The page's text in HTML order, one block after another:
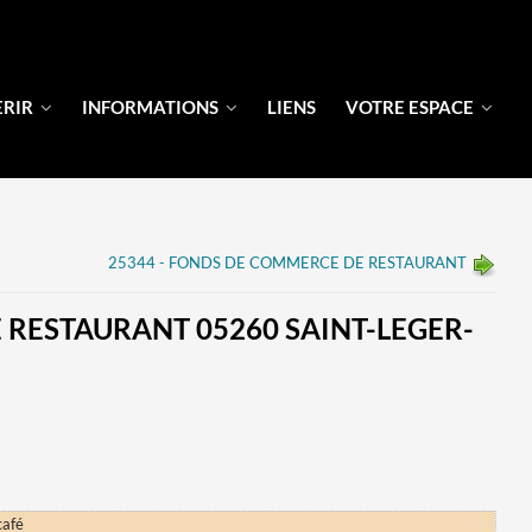
INFORMATIONS LIENS VOTRE ESPACE
25344 - FONDS DE COMMERCE DE RESTAURANT
05260 SAINT-LEGER-